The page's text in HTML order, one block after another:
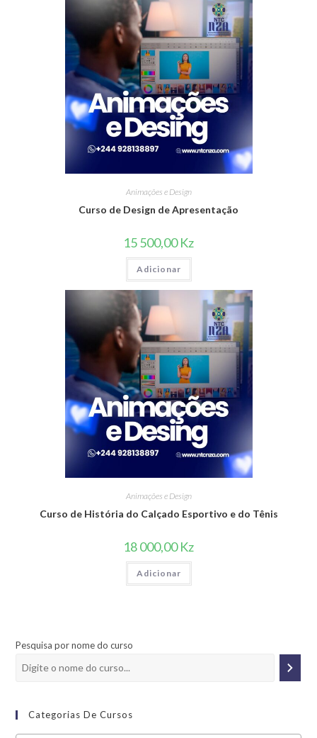
Animações e Design
Curso de Design de Apresentação
15 500,00Kz
Adicionar
Animações e Design
Curso de História do Calçado Esportivo e do Tênis
18 000,00Kz
Adicionar
Pesquisa por nome do curso
Categorias De Cursos